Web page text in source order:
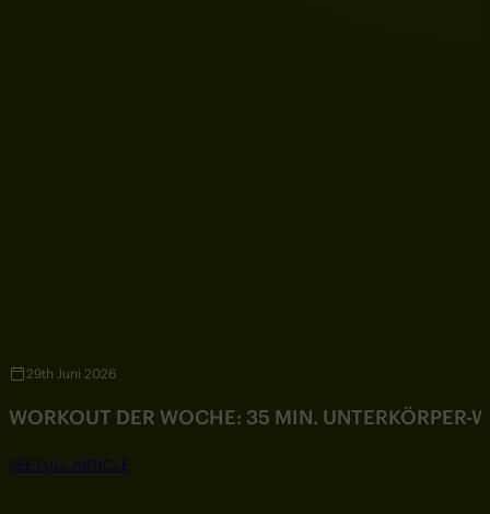
29th Juni 2026
WORKOUT DER WOCHE: 35 MIN. UNTERKÖRPER-
SEE FULL ARTICLE